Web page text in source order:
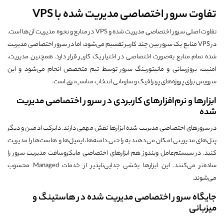
تفاوت سرور اختصاصی مدیریت شده با VPS
تفاوت اصلی سرور اختصاصی مدیریت شده و VPS در منابع و نحوه مدیریت آن‌ها است.
در VPS منابع یک سرور بین چند کاربر تقسیم می‌شود، اما در سرور اختصاصی مدیریت
شده تمام منابع به‌صورت اختصاصی در اختیار یک کاربر قرار دارد. همچنین مدیریت،
امنیت، بروزرسانی و مانیتورینگ سرور توسط تیم متخصص انجام می‌شود و این
سرویس برای پروژه‌های پرترافیک و سازمانی انتخاب مناسب‌تری است.
ابزارها و نرم‌افزارهای کاربردی در سرور اختصاصی مدیریت
شده
در سرورهای اختصاصی مدیریت شده ابزارها نقش مهمی دارند. دایرکت ادمین و دیگر
پنل‌های مدیریتی امکان می‌دهند به راحتی دامنه‌ها، ایمیل‌ها و هاست‌ها را مدیریت
کنید. در سیستم‌عامل ویندوز هم ابزارهای اختصاصی مایکروسافت مدیریت سرور را
ساده‌تر می‌کنند. این ابزارها بخشی جدایی‌ناپذیر از خدمات Managed محسوب
می‌شوند.
جایگاه سرور اختصاصی مدیریت شده در هاستینگ و
میزبانی